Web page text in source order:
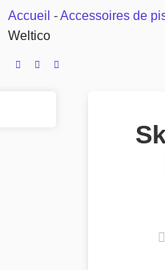
Accueil -Accessoires de
Weltico